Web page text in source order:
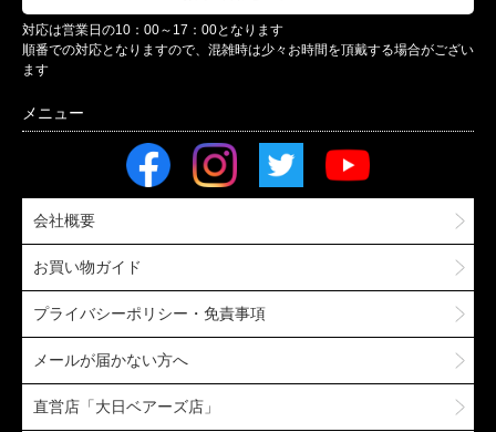
対応は営業日の10：00～17：00となります
順番での対応となりますので、混雑時は少々お時間を頂戴する場合がござい
ます
会社概要
お買い物ガイド
プライバシーポリシー・免責事項
メールが届かない方へ
直営店「大日ベアーズ店」